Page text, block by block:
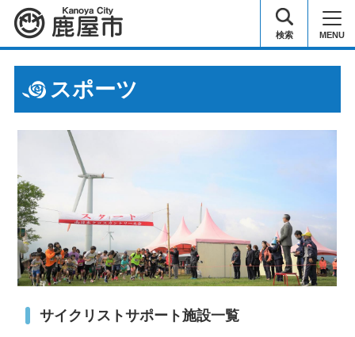
鹿屋市 検索 MENU
スポーツ
サイクリストサポート施設一覧